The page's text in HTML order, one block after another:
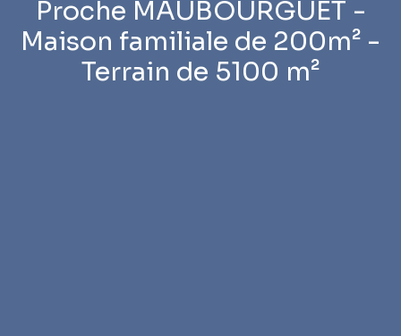
Proche MAUBOURGUET -
Maison familiale de 200m² -
Terrain de 5100 m²